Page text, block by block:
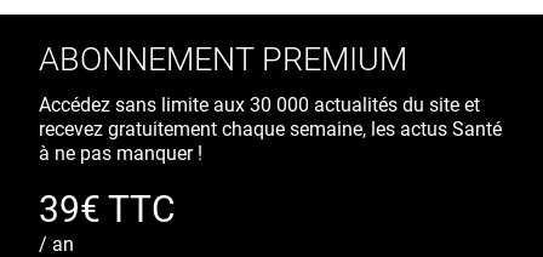
ABONNEMENT PREMIUM
Accédez sans limite aux 30 000 actualités du site et
recevez gratuitement chaque semaine, les actus Santé
à ne pas manquer !
39€ TTC
/ an